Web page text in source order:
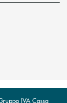
elettronica)
elettronica)
IVA Cassa